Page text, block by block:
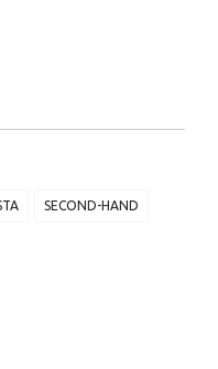
SECOND-HAND